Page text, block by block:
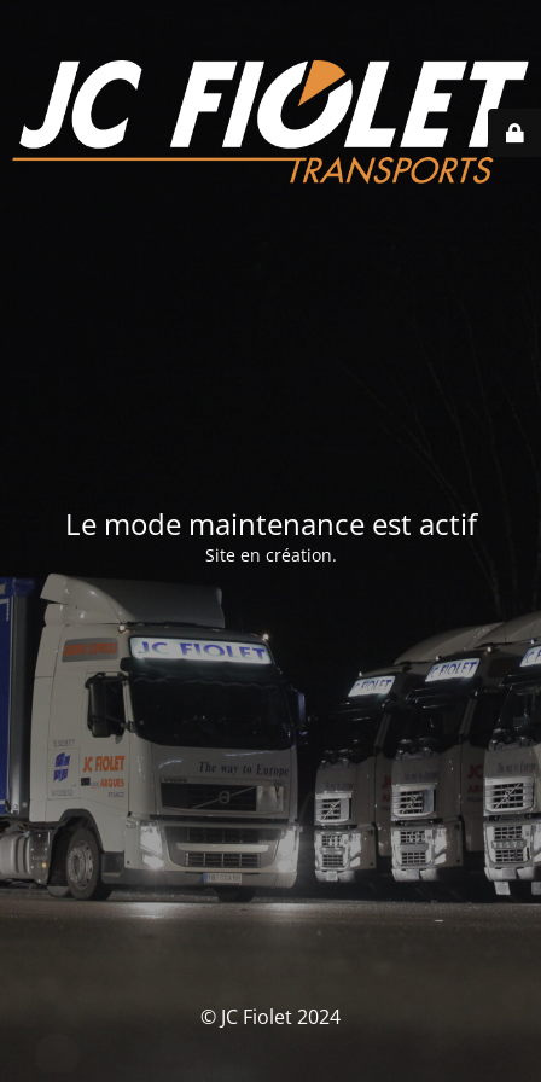
Le mode maintenance est actif
Site en création.
© JC Fiolet 2024